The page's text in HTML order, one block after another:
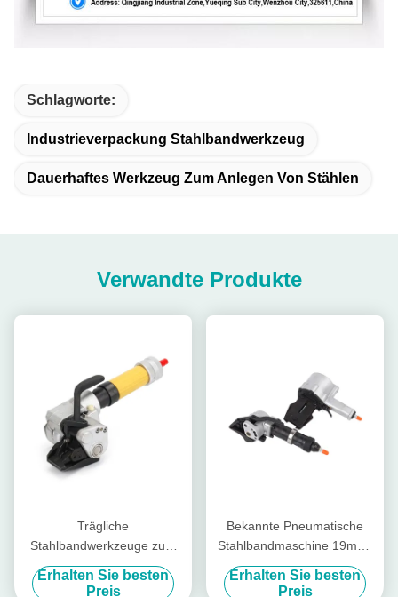
Schlagworte:
Industrieverpackung Stahlbandwerkzeug
Dauerhaftes Werkzeug Zum Anlegen Von Stählen
Verwandte Produkte
Trägliche
Stahlbandwerkzeuge zum
Bündeln von Stahlspulen,
einfach zu bedienen
Erhalten Sie besten
Preis
Bekannte Pneumatische
Stahlbandmaschine 19mm-
32mm
Erhalten Sie besten
Preis